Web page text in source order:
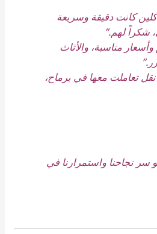
كانت دقيقة وسريعة
شكراً لهم.”
مناسبة، والأثاث
تعاملت معها في برماح،
سر نجاحنا واستمرارنا في